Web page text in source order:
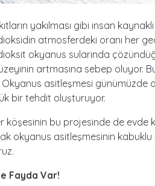
yakılması gibi insan
atmosferdeki oranı her
okyanus sularında
artmasına sebep oluyor.
Okyanus asitleşmesi
bir tehdit oluşturuyor.
köşesinin bu projesinde de evde
okyanus asitleşmesinin kabuklu
Fayda Var!